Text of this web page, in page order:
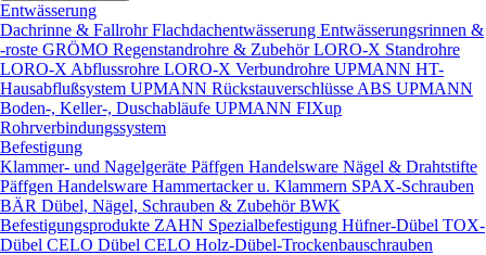
Entwässerung
Dachrinne & FallrohrFlachdachentwässerung Entwässerungsrinnen &
-roste GRÖMO Regenstandrohre & ZubehörLORO-X Standrohre
LORO-X Abflussrohre LORO-X Verbundrohre UPMANN HT-
Hausabflußsystem UPMANN Rückstauverschlüsse ABS UPMANN
Boden-, Keller-, Duschabläufe UPMANN FIXup
Rohrverbindungssystem
Befestigung
Klammer- und Nagelgeräte Päffgen Handelsware Nägel & Drahtstifte
Päffgen Handelsware Hammertacker u. Klammern SPAX-Schrauben
BÄR Dübel, Nägel, Schrauben & ZubehörBWK
Befestigungsprodukte ZAHN Spezialbefestigung Hüfner-Dübel TOX-
Dübel CELO Dübel CELO Holz-Dübel-Trockenbauschrauben